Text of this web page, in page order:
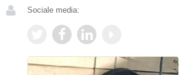
Sociale media: